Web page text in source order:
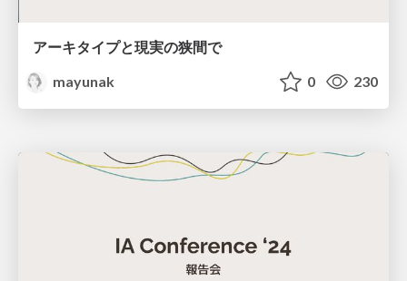
アーキタイプと現実の狭間で
mayunak
0 230